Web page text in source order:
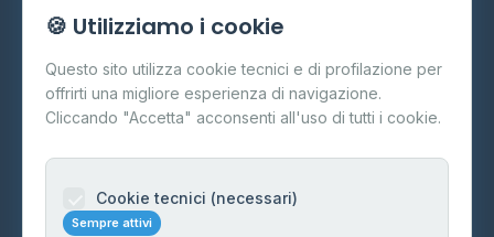
Cos'è il GPL
FAQ
Contatti
Informazioni legali
🍪 Utilizziamo i cookie
Questo sito utilizza cookie tecnici e di profilazione per
offrirti una migliore esperienza di navigazione.
Cliccando "Accetta" acconsenti all'uso di tutti i cookie.
Cookie tecnici (necessari)
Sempre attivi